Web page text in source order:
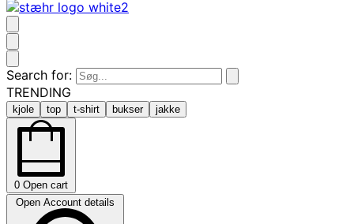
Search for:
TRENDING
kjole top t-shirt bukser jakke
0 Open cart
Open Account details